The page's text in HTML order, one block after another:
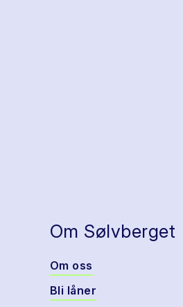
Om Sølvberget
Om oss
Bli låner